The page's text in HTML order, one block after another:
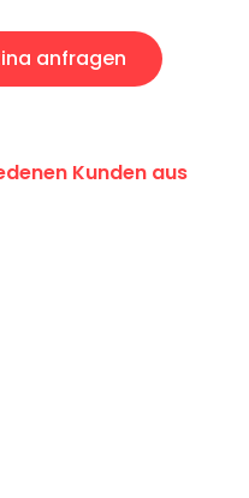
anfragen
Kunden aus